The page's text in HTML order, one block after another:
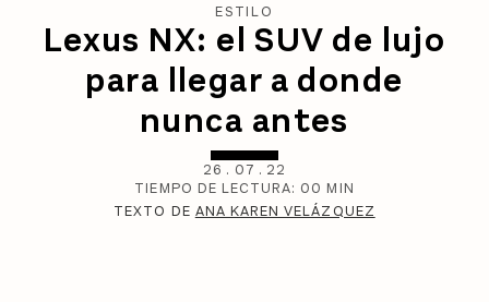
ESTILO
Lexus NX: el SUV de lujo
para llegar a donde
nunca antes
26 . 07 . 22
TIEMPO DE LECTURA: 00 MIN
TEXTO DE ANA KAREN VELÁZQUEZ